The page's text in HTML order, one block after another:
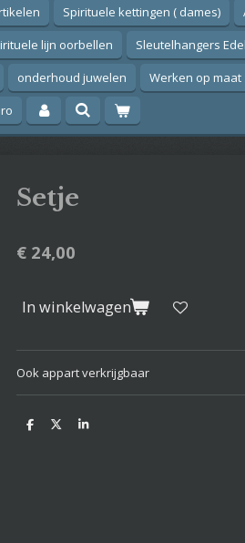
Spirituele kettingen ( dames)
lijn oorbellen
Sleutelhangers
onderhoud juwelen
Werken op maat
Setje
€ 24,00
In winkelwagen
Ook appart verkrijgbaar
D
D
S